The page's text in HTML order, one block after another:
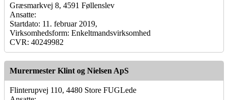
Græsmarkvej 8, 4591 Føllenslev
Ansatte:
Startdato: 11. februar 2019,
Virksomhedsform: Enkeltmandsvirksomhed
CVR: 40249982
Murermester Klint og Nielsen ApS
Flinterupvej 110, 4480 Store FUGLede